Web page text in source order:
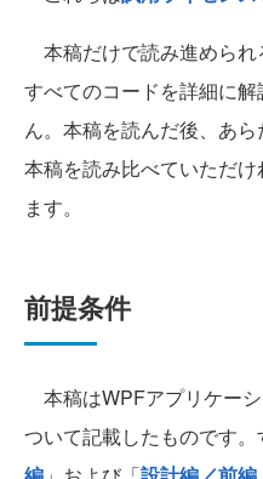
本稿だけで読み進められ
すべてのコードを詳細に
ん。本稿を読んだ後、あ
本稿を読み比べていただ
ます。
前提条件
本稿はWPFアプリケー
ついて記載したものです